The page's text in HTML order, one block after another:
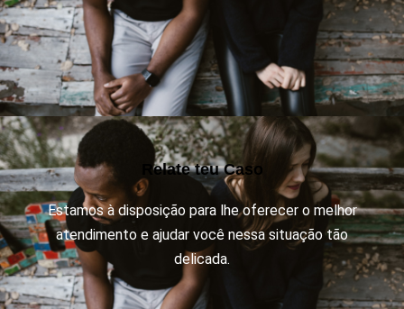
Relate teu Caso
Estamos à disposição para lhe oferecer o melhor
atendimento e ajudar você nessa situação tão
delicada.